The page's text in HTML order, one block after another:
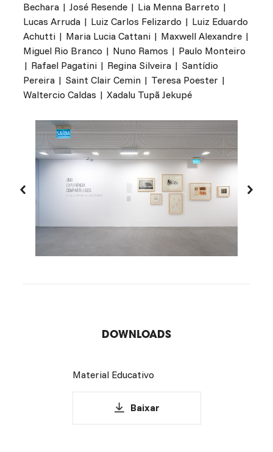
Bechara | José Resende | Lia Menna Barreto |
Lucas Arruda | Luiz Carlos Felizardo | Luiz Eduardo
Achutti | Maria Lucia Cattani | Maxwell Alexandre |
Miguel Rio Branco | Nuno Ramos | Paulo Monteiro
| Rafael Pagatini | Regina Silveira | Santídio
Pereira | Saint Clair Cemin | Teresa Poester |
Waltercio Caldas | Xadalu Tupã Jekupé
DOWNLOADS
Material Educativo
Baixar